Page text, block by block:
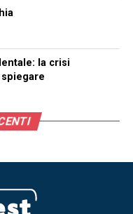
la crisi